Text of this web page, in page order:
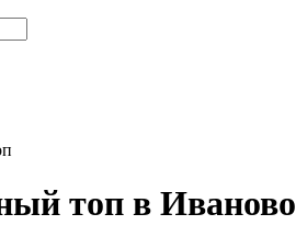
топ в Иваново